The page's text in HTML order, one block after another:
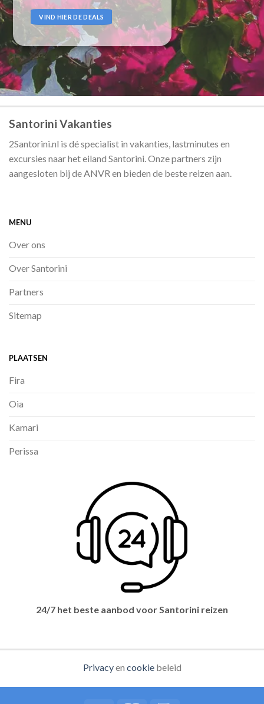
VIND HIER DE DEALS
Santorini Vakanties
2Santorini.nl is dé specialist in vakanties, lastminutes en
excursies naar het eiland Santorini. Onze partners zijn
aangesloten bij de ANVR en bieden de beste reizen aan.
MENU
Over ons
Over Santorini
Partners
Sitemap
PLAATSEN
Fira
Oia
Kamari
Perissa
24/7 het beste aanbod voor Santorini reizen
Privacyen cookiebeleid